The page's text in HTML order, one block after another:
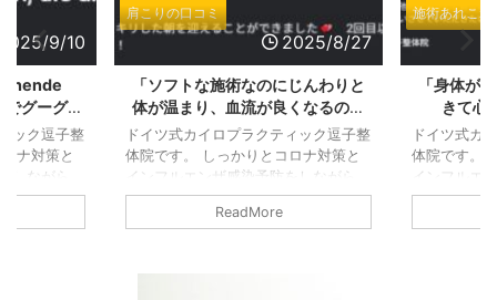
2025/8/27
にじんわりと
良くなるのを
施術の感想を
りがとうござ
ティック逗子整
コロナ対策と
防をしながら、
さなお店です
施術あれこれ
2025/8/19
「身体がほぐれていくのを実感で
きて心地よかったです」と
GOOGLEで施術の感想をいただき
ました！ありがとうございまし
た！
ドイツ式カイロプラクティック逗子整
体院です。 しっかりとコロナ対策と
インフルエンザ感染予防をしながら、
営業しております。 小さなお店です
ので、継続的に換気をしています。
ReadMore
施術あれ
「無理
温まり
まし
ドイツ
体院で
インフ
営業し